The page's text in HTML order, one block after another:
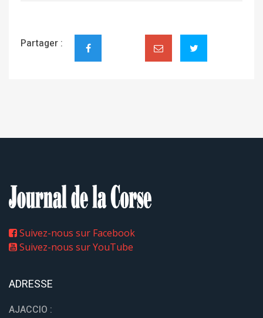
Partager :
Suivez-nous sur Facebook
Suivez-nous sur YouTube
ADRESSE
AJACCIO :